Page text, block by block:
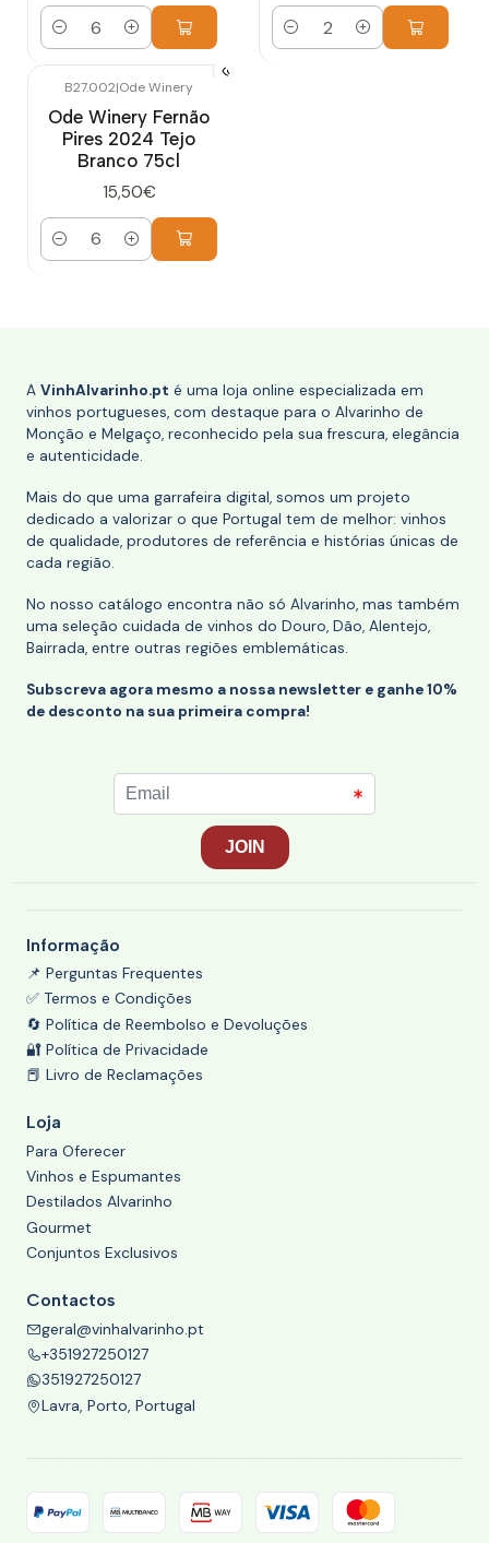
Quantidade Quantidade
B27.002|Ode Winery
Ode Winery Fernão
Pires 2024 Tejo
Branco 75cl
15,50€
Quantidade
A VinhAlvarinho.pt é uma loja online especializada em
vinhos portugueses, com destaque para o Alvarinho de
Monção e Melgaço, reconhecido pela sua frescura, elegância
e autenticidade.
Mais do que uma garrafeira digital, somos um projeto
dedicado a valorizar o que Portugal tem de melhor: vinhos
de qualidade, produtores de referência e histórias únicas de
cada região.
No nosso catálogo encontra não só Alvarinho, mas também
uma seleção cuidada de vinhos do Douro, Dão, Alentejo,
Bairrada, entre outras regiões emblemáticas.
Subscreva agora mesmo a nossa newsletter e ganhe 10%
de desconto na sua primeira compra!
Informação
📌 Perguntas Frequentes
✅ Termos e Condições
🔄 Política de Reembolso e Devoluções
🔐 Política de Privacidade
📕 Livro de Reclamações
Loja
Para Oferecer
Vinhos e Espumantes
Destilados Alvarinho
Gourmet
Conjuntos Exclusivos
Contactos
geral@vinhalvarinho.pt
+351927250127
351927250127
Lavra, Porto, Portugal